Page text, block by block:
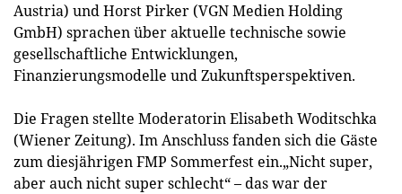
Austria) und Horst Pirker (VGN Medien Holding
GmbH) sprachen über aktuelle technische sowie
gesellschaftliche Entwicklungen,
Finanzierungsmodelle und Zukunftsperspektiven.
Die Fragen stellte Moderatorin Elisabeth Woditschka
(Wiener Zeitung). Im Anschluss fanden sich die Gäste
zum diesjährigen FMP Sommerfest ein.„Nicht super,
aber auch nicht super schlecht“ – das war der